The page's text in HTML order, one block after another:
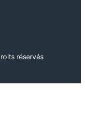
réservés